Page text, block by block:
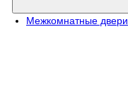
Межкомнатные двери